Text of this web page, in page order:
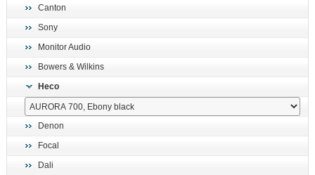
Canton
Sony
Monitor Audio
Bowers & Wilkins
Heco
Denon
Focal
Dali